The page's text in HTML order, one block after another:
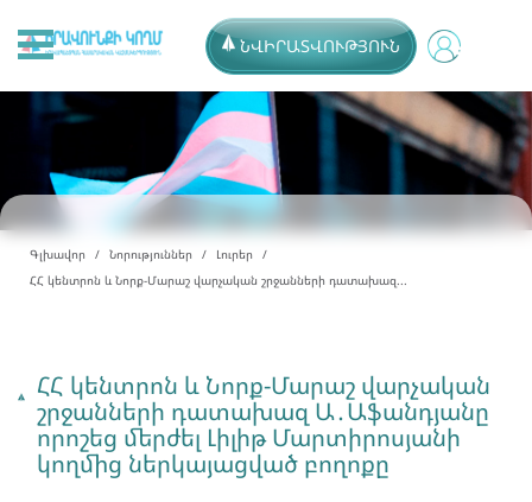
ՆՎԻՐԱՏՎՈՒԹՅՈՒՆ
Գլխավոր Նորություններ
Լուրեր
ՀՀ կենտրոն և Նորք-Մարաշ վարչական շրջանների դատախազ...
ՀՀ կենտրոն և Նորք-Մարաշ վարչական
շրջանների դատախազ Ա․Աֆանդյանը
որոշեց մերժել Լիլիթ Մարտիրոսյանի
կողմից ներկայացված բողոքը